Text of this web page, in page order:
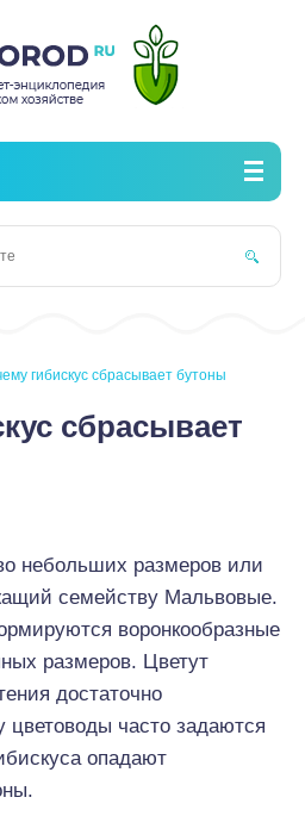
гибискус сбрасывает бутоны
сбрасывает
небольших размеров или
семейству Мальвовые.
воронкообразные
размеров. Цветут
достаточно
цветоводы часто задаются
опадают